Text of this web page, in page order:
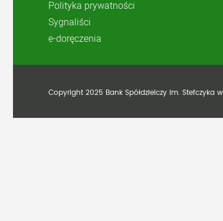
Polityka prywatności
Sygnaliści
e-doręczenia
Copyright 2025 Bank Spółdzielczy im. Stefczyka